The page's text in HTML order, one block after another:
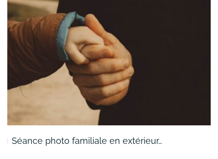
Séance photo familiale en extérieur…